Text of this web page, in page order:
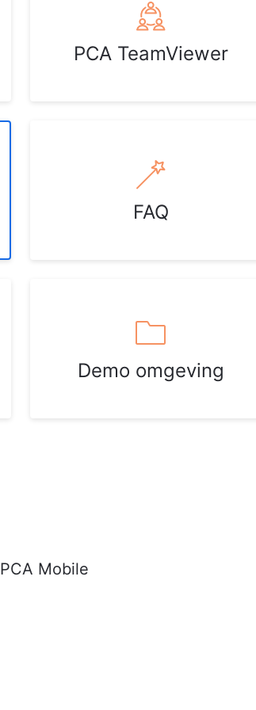
PCA TeamViewer
FAQ
Demo omgeving
PCA Mobile